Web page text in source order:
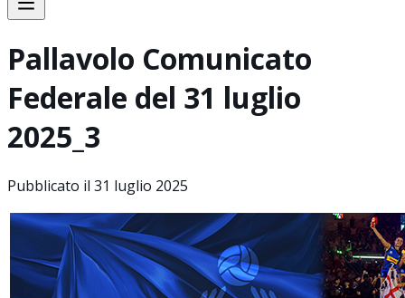
Pallavolo Comunicato
Federale del 31 luglio
2025_3
Pubblicato il 31 luglio 2025